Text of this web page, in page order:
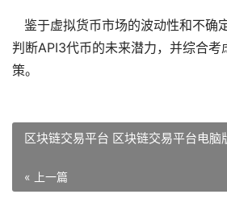
鉴于虚拟货币市场的波动性和不确定
判断API3代币的未来潜力，并综合考
策。
区块链交易平台 区块链交易平台电脑
« 上一篇